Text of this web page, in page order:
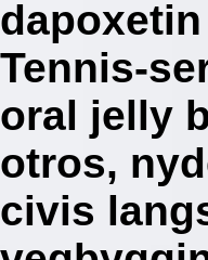
Tennis-
oral jelly
otros,
civis